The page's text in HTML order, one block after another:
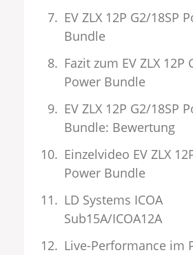
EV ZLX 12P G2/18SP
Bundle
Fazit zum EV ZLX 12P
Power Bundle
EV ZLX 12P G2/18SP
Bundle: Bewertung
Einzelvideo EV ZLX
Power Bundle
LD Systems ICOA
Sub15A/ICOA12A
Live-Performance im